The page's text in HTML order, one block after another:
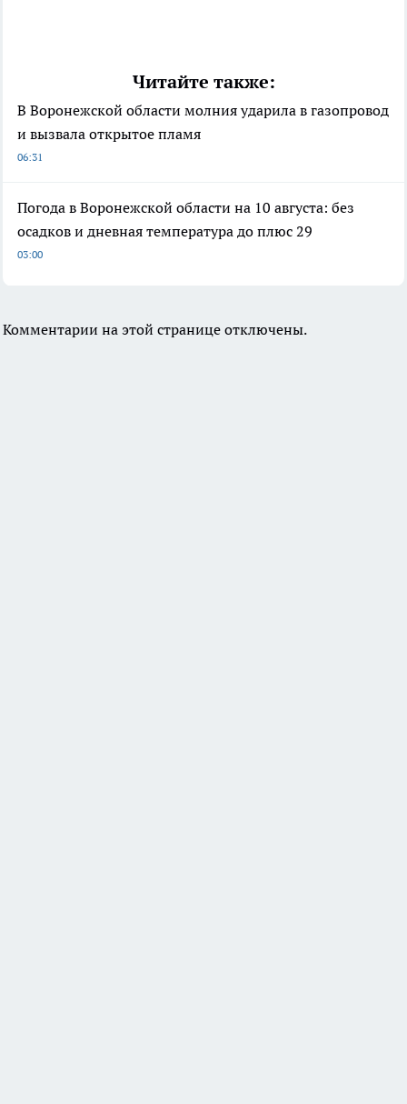
Читайте также:
В Воронежской области молния ударила в газопровод
и вызвала открытое пламя
06:31
Погода в Воронежской области на 10 августа: без
осадков и дневная температура до плюс 29
03:00
Комментарии на этой странице отключены.